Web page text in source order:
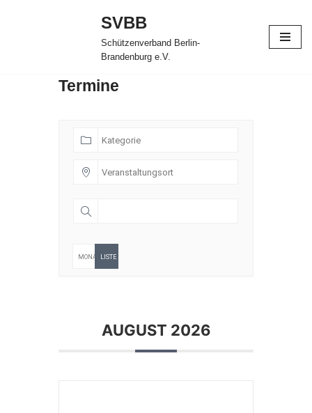
SVBB
Schützenverband Berlin-
Brandenburg e.V.
Termine
MONATLICH
LISTE
AUGUST 2026